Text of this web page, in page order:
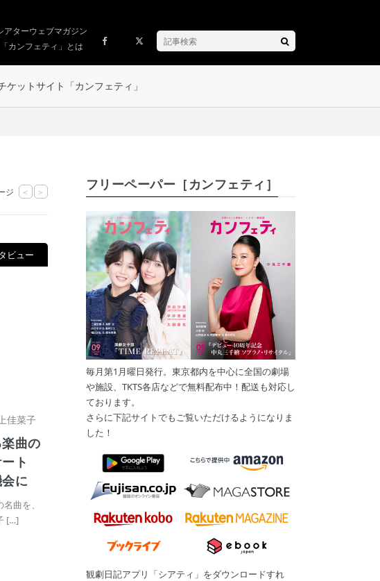
アターウェブマガジン
「カンフェティ」とは
ケットサイト「カンフェティ」
ジ < >
ビュー
佳菜子
曲の
ト
に
曲を、
[…]
フリーペーパー［カンフェティ］
毎月第1月曜日発行。東京都内を中心に全国の劇場
や施設、TKTS各店などで無料配布中！配送も対応し
ております。
さらに下記サイトでもご覧いただけるようになりま
した！
観劇日記アプリ「シアティ」をダウンロードすれ